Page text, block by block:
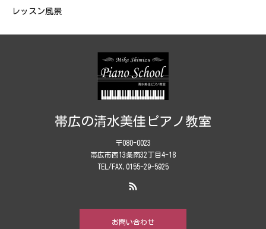
レッスン風景
帯広の清水美佳ピアノ教室
〒080-0023
帯広市西13条南32丁目4-18
TEL/FAX.0155-29-5925
お問い合わせ